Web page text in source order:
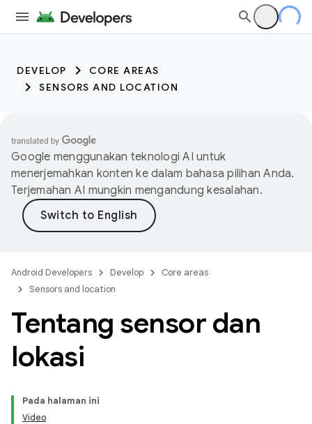
DEVELOP
CORE AREAS
SENSORS AND LOCATION
Google menggunakan teknologi AI untuk
menerjemahkan konten ke dalam bahasa pilihan Anda.
Terjemahan AI mungkin mengandung kesalahan.
Android Developers Develop
Core areas
Sensors and location
Tentang sensor dan
lokasi
Pada halaman ini
Video